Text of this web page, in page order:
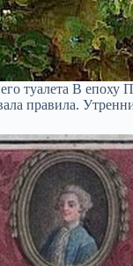
туалета В
правила.